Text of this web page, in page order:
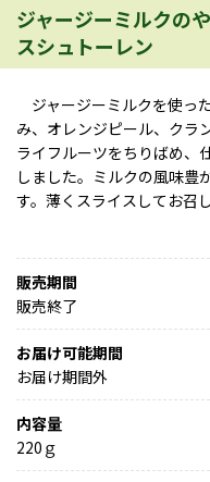
ジャージーミルクの
スシュトーレン
ジャージーミルクを使っ
み、オレンジピール、クラ
ライフルーツをちりばめ、
しました。ミルクの風味豊
す。薄くスライスしてお召
販売期間
販売終了
お届け可能期間
お届け期間外
内容量
220ｇ